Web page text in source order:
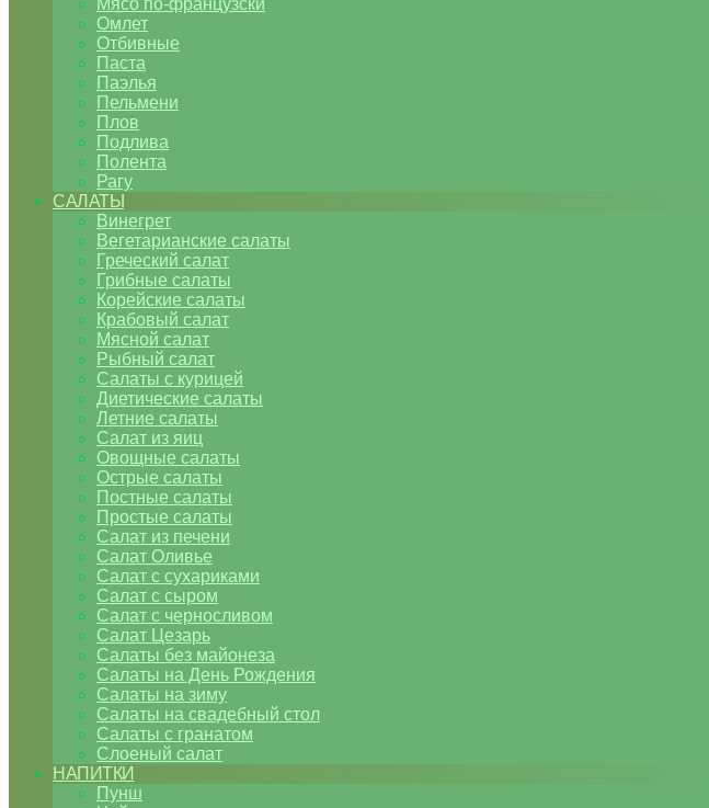
Мясо по-французски
Омлет
Отбивные
Паста
Паэлья
Пельмени
Плов
Подлива
Полента
Рагу
САЛАТЫ
Винегрет
Вегетарианские салаты
Греческий салат
Грибные салаты
Корейские салаты
Крабовый салат
Мясной салат
Рыбный салат
Салаты с курицей
Диетические салаты
Летние салаты
Салат из яиц
Овощные салаты
Острые салаты
Постные салаты
Простые салаты
Салат из печени
Салат Оливье
Салат с сухариками
Салат с сыром
Салат с черносливом
Салат Цезарь
Салаты без майонеза
Салаты на День Рождения
Салаты на зиму
Салаты на свадебный стол
Салаты с гранатом
Слоеный салат
НАПИТКИ
Пунш